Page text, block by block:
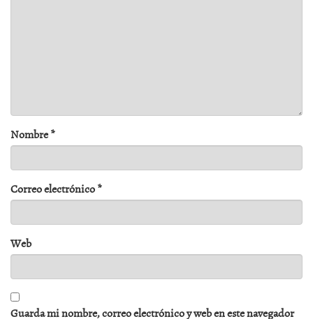
Nombre*
Correo electrónico*
Web
Guarda mi nombre, correo electrónico y web en este navegador